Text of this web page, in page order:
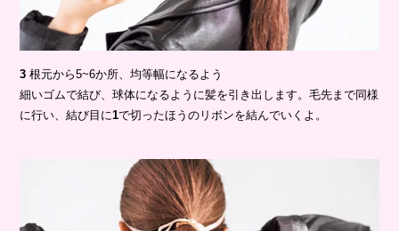
3 根元から5~6か所、均等幅になるよう
細いゴムで結び、球体になるように髪を引き出します。毛先まで同様
に行い、結び目に1で切ったほうのリボンを結んでいくよ。